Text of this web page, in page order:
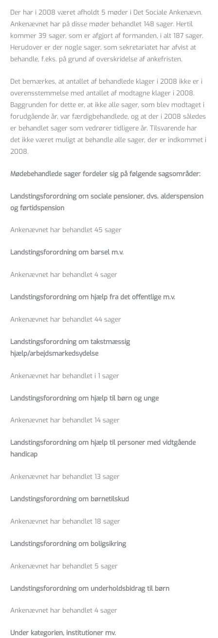
Der har i 2008 været afholdt 5 møder i Det Sociale Ankenævn.
Ankenævnet har på disse møder behandlet 148 sager. Hertil
kommer 39 sager, som er afgjort af formanden, i alt 187 sager.
Herudover er der nogle sager, som sekretariatet har afvist at
behandle, f.eks. på grund af overskridelse af ankefristen.
Det bemærkes, at antallet af behandlede klager i 2008 ikke er i
overensstemmelse med antallet af modtagne klager i 2008.
Baggrunden for dette er, at ikke alle sager, som blev modtaget i
forudgående år, var færdigbehandlede, og at der i 2008 således
er behandlet sager som vedrører tidligere år. Tilsvarende har
det ikke været muligt at behandle alle sager, der er indkommet i
2008.
Mødebehandlede sager fordeler sig på følgende sagsområder:
Landstingsforordning om sociale pensioner, dvs. alderspension
og førtidspension
Ankenævnet har behandlet 45 sager
Landstingsforordning om barsel m.v.
Ankenævnet har behandlet 4 sager
Landstingsforordning om hjælp fra det offentlige m.v.
Ankenævnet har behandlet 44 sager
Landstingsforordning om takstmæssig
hjælp/arbejdsmarkedsydelse
Ankenævnet har behandlet i 1 sager
Landstingsforordning om hjælp til børn og unge
Ankenævnet har behandlet 14 sager
Landstingsforordning om hjælp til personer med vidtgående
handicap
Ankenævnet har behandlet 13 sager
Landstingsforordning om børnetilskud
Ankenævnet har behandlet 18 sager
Landstingsforordning om boligsikring
Ankenævnet har behandlet 5 sager
Landstingsforordning om underholdsbidrag til børn
Ankenævnet har behandlet 4 sager
Under kategorien, institutioner mv.